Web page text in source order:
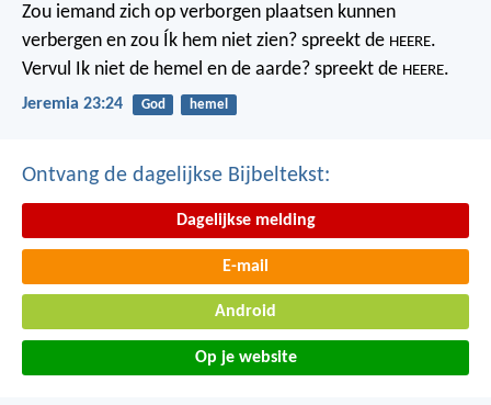
Zou iemand zich op verborgen plaatsen kunnen
verbergen en zou Ík hem niet zien? spreekt de HEERE.
Vervul Ik niet de hemel en de aarde? spreekt de HEERE.
Jeremia 23:24 God hemel
Ontvang de dagelijkse Bijbeltekst:
Dagelijkse melding
E-mail
Android
Op je website